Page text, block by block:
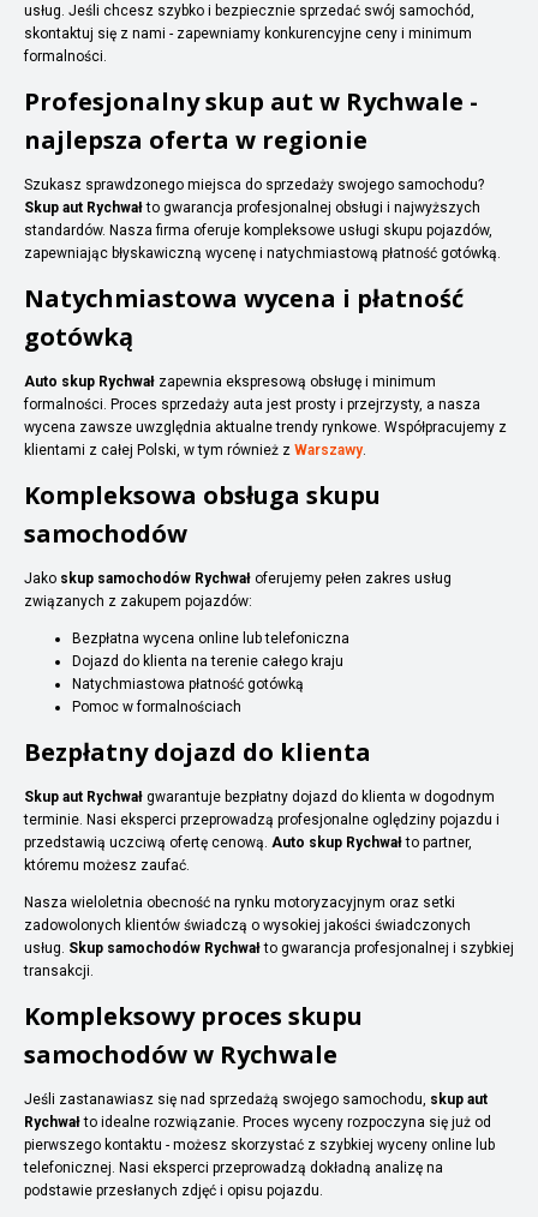
usług. Jeśli chcesz szybko i bezpiecznie sprzedać swój samochód,
skontaktuj się z nami - zapewniamy konkurencyjne ceny i minimum
formalności.
Profesjonalny skup aut w Rychwale -
najlepsza oferta w regionie
Szukasz sprawdzonego miejsca do sprzedaży swojego samochodu?
Skup aut Rychwałto gwarancja profesjonalnej obsługi i najwyższych
standardów. Nasza firma oferuje kompleksowe usługi skupu pojazdów,
zapewniając błyskawiczną wycenę i natychmiastową płatność gotówką.
Natychmiastowa wycena i płatność
gotówką
Auto skup Rychwał zapewnia ekspresową obsługę i minimum
formalności. Proces sprzedaży auta jest prosty i przejrzysty, a nasza
wycena zawsze uwzględnia aktualne trendy rynkowe. Współpracujemy z
klientami z całej Polski, w tym również z Warszawy.
Kompleksowa obsługa skupu
samochodów
Jako skup samochodów Rychwał oferujemy pełen zakres usług
związanych z zakupem pojazdów:
Bezpłatna wycena online lub telefoniczna
Dojazd do klienta na terenie całego kraju
Natychmiastowa płatność gotówką
Pomoc w formalnościach
Bezpłatny dojazd do klienta
Skup aut Rychwał gwarantuje bezpłatny dojazd do klienta w dogodnym
terminie. Nasi eksperci przeprowadzą profesjonalne oględziny pojazdu i
przedstawią uczciwą ofertę cenową. Auto skup Rychwałto partner,
któremu możesz zaufać.
Nasza wieloletnia obecność na rynku motoryzacyjnym oraz setki
zadowolonych klientów świadczą o wysokiej jakości świadczonych
usług. Skup samochodów Rychwałto gwarancja profesjonalnej i szybkiej
transakcji.
Kompleksowy proces skupu
samochodów w Rychwale
Jeśli zastanawiasz się nad sprzedażą swojego samochodu, skup aut
Rychwałto idealne rozwiązanie. Proces wyceny rozpoczyna się już od
pierwszego kontaktu - możesz skorzystać z szybkiej wyceny online lub
telefonicznej. Nasi eksperci przeprowadzą dokładną analizę na
podstawie przesłanych zdjęć i opisu pojazdu.